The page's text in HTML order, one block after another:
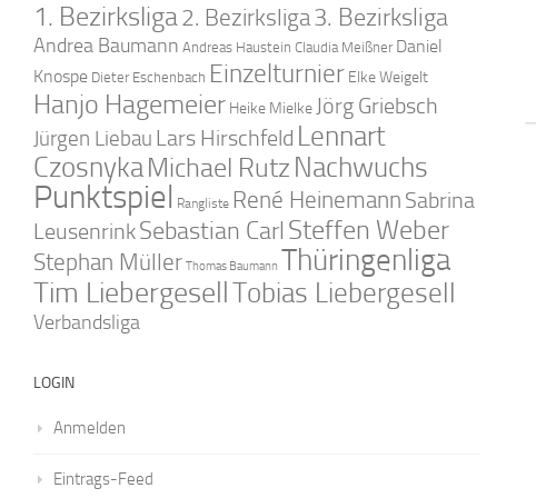
1. Bezirksliga2. Bezirksliga3. Bezirksliga
Andrea Baumann Andreas Haustein Claudia Meißner Daniel
Knospe Dieter Eschenbach Einzelturnier Elke Weigelt
Hanjo Hagemeier Heike Mielke Jörg Griebsch
Jürgen Liebau Lars Hirschfeld Lennart
CzosnykaMichael Rutz Nachwuchs
Punktspiel Rangliste René Heinemann Sabrina
LeusenrinkSebastian Carl Steffen Weber
Stephan Müller Thomas Baumann Thüringenliga
Tim LiebergesellTobias Liebergesell
Verbandsliga
LOGIN
Anmelden
Eintrags-Feed